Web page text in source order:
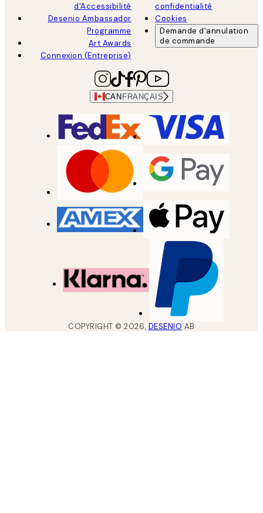
d'Accessibilité
Desenio Ambassador
Programme
Art Awards
Connexion (Entreprise)
confidentialité
Cookies
Demande d'annulation
de commande
CAN FRANÇAIS
COPYRIGHT ©2026, DESENIO AB